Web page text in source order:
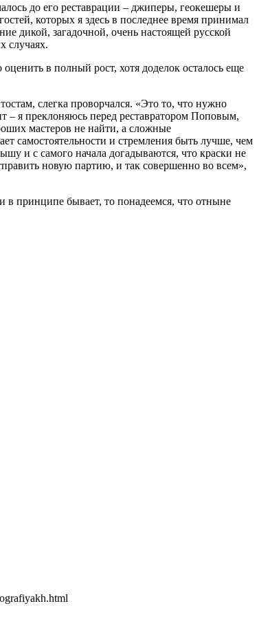
до его реставрации – джиперы, геокешеры и
которых я здесь в последнее время принимал
дикой, загадочной, очень настоящей русской
случаях.
в полный рост, хотя доделок осталось еще
слегка проворчался. «Это то, что нужно
– я преклоняюсь перед реставратором Поповым,
мастеров не найти, а сложные
самостоятельности и стремления быть лучше, чем
и с самого начала догадываются, что краски не
новую партию, и так совершенно во всем»,
в принципе бывает, то понадеемся, что отныне